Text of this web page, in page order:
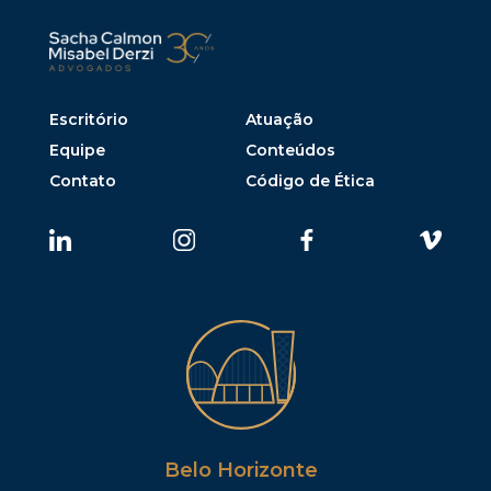
Escritório
Atuação
Equipe
Conteúdos
Contato
Código de Ética
Belo Horizonte